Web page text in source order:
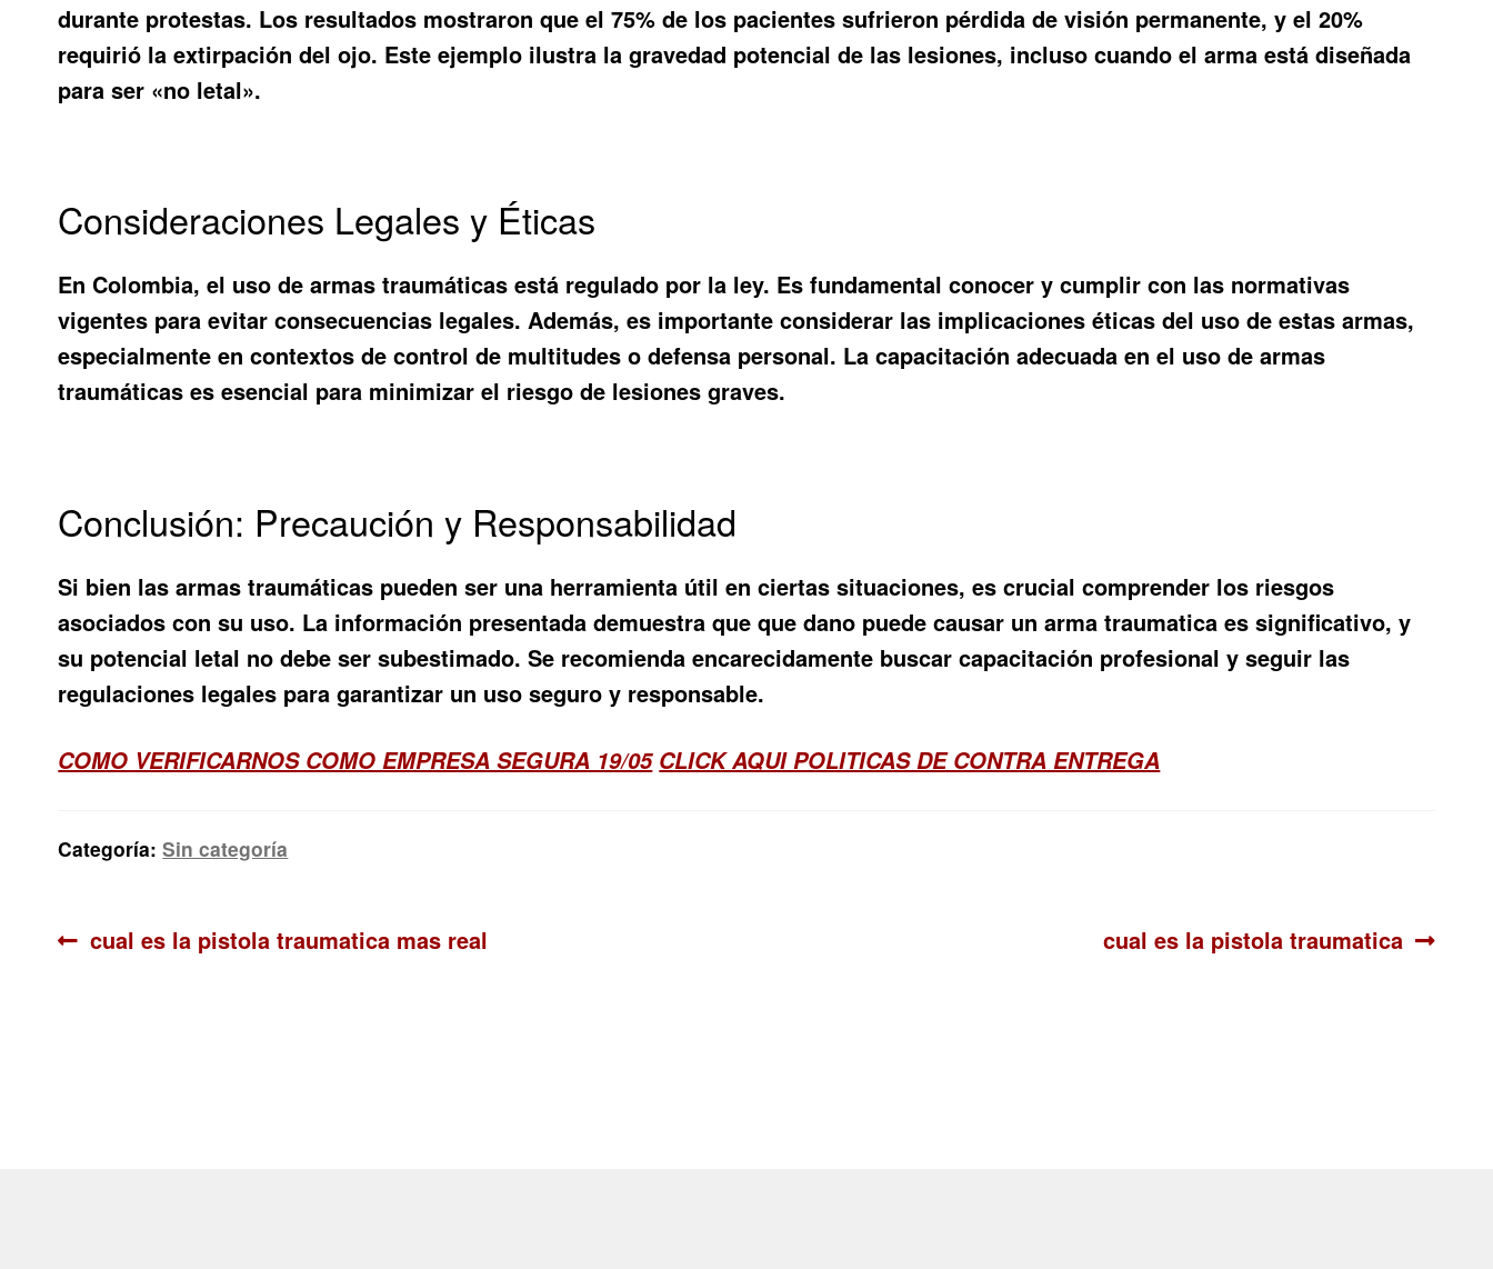
durante protestas. Los resultados mostraron que el 75% de los pacientes sufrieron pérdida de visión permanente, y el 20%
requirió la extirpación del ojo. Este ejemplo ilustra la gravedad potencial de las lesiones, incluso cuando el arma está diseñada
para ser «no letal».
Consideraciones Legales y Éticas
En Colombia, el uso de armas traumáticas está regulado por la ley. Es fundamental conocer y cumplir con las normativas
vigentes para evitar consecuencias legales. Además, es importante considerar las implicaciones éticas del uso de estas armas,
especialmente en contextos de control de multitudes o defensa personal. La capacitación adecuada en el uso de armas
traumáticas es esencial para minimizar el riesgo de lesiones graves.
Conclusión: Precaución y Responsabilidad
Si bien las armas traumáticas pueden ser una herramienta útil en ciertas situaciones, es crucial comprender los riesgos
asociados con su uso. La información presentada demuestra que que dano puede causar un arma traumatica es significativo, y
su potencial letal no debe ser subestimado. Se recomienda encarecidamente buscar capacitación profesional y seguir las
regulaciones legales para garantizar un uso seguro y responsable.
COMO VERIFICARNOS COMO EMPRESA SEGURA 19/05 CLICK AQUI POLITICAS DE CONTRA ENTREGA
Categoría:Sin categoría
Navegación
Anterior:
cual es la pistola traumatica mas real Siguiente:
cual es la pistola traumatica